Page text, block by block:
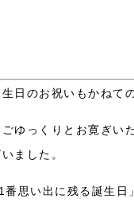
日のお祝いもかねて
ゆっくりとお寛ぎい
ました。
番思い出に残る誕生